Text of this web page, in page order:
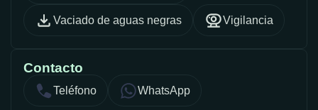
Vaciado de aguas negras Vigilancia
Contacto
Teléfono WhatsApp